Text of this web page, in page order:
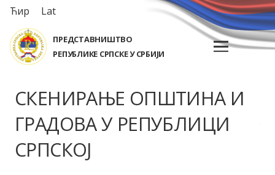
Ћир Lat
ПРЕДСТАВНИШТВО
РЕПУБЛИКЕ СРПСКЕ У СРБИЈИ
СКЕНИРАЊЕ ОПШТИНА И
ГРАДОВА У РЕПУБЛИЦИ
СРПСКОЈ